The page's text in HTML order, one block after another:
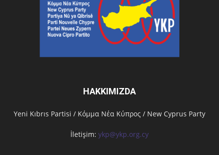
HAKKIMIZDA
Υeni Kıbrıs Partisi / Κόμμα Νέα Κύπρος / New Cyprus Party
İletişim: ykp@ykp.org.cy